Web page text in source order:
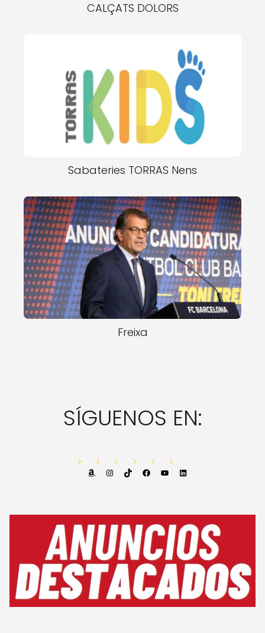
CALÇATS DOLORS
Sabateries TORRAS Nens
Freixa
SÍGUENOS EN:
AmazonInstagram
TikTok FacebookYouTube